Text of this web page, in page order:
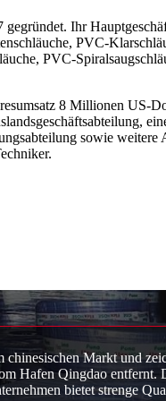
Ihr
PVC-
PVC-
8 Millionen US-
sowie weitere
Markt und
Hafen Qingdao
bietet strenge